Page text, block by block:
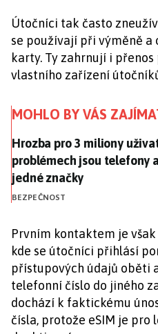
Útočníci tak často
se používají při výměně a
karty. Ty zahrnují i
vlastního zařízení
MOHLO BY VÁS
Hrozba pro 3 miliony
Hrozba pro 3 miliony
problémech jsou telefony
jedné značky
BEZPEČNOST
Prvním kontaktem je
kde se útočníci přihlásí
přístupových údajů oběti
telefonní číslo do jiného
dochází k faktickému
čísla, protože eSIM je